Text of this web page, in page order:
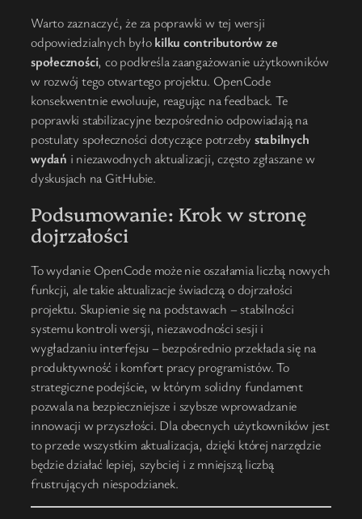
Warto zaznaczyć, że za poprawki w tej wersji
odpowiedzialnych byłokilku contributorów ze
społeczności, co podkreśla zaangażowanie użytkowników
w rozwój tego otwartego projektu. OpenCode
konsekwentnie ewoluuje, reagując na feedback. Te
poprawki stabilizacyjne bezpośrednio odpowiadają na
postulaty społeczności dotyczące potrzeby stabilnych
wydań i niezawodnych aktualizacji, często zgłaszane w
dyskusjach na GitHubie.
Podsumowanie: Krok w stronę
dojrzałości
To wydanie OpenCode może nie oszałamia liczbą nowych
funkcji, ale takie aktualizacje świadczą o dojrzałości
projektu. Skupienie się na podstawach – stabilności
systemu kontroli wersji, niezawodności sesji i
wygładzaniu interfejsu – bezpośrednio przekłada się na
produktywność i komfort pracy programistów. To
strategiczne podejście, w którym solidny fundament
pozwala na bezpieczniejsze i szybsze wprowadzanie
innowacji w przyszłości. Dla obecnych użytkowników jest
to przede wszystkim aktualizacja, dzięki której narzędzie
będzie działać lepiej, szybciej i z mniejszą liczbą
frustrujących niespodzianek.